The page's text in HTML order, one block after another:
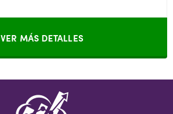
VER MÁS DETALLES